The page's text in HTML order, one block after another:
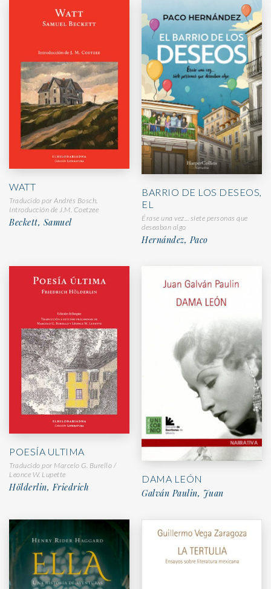
WATT
Traducido por Andrés Bosch.
Introducción de J.M. Coetzee
Beckett, Samuel
BARRIO DE LOS DESEOS,
EL
Érase una vez... siete personas que
deseaban algo
Hernández, Paco
POESÍA ULTIMA
Traducido por Marcelo G. Burello /
Leonce W. Lupette
Hölderlin, Friedrich
DAMA LEÓN
Galván Paulin, Juan